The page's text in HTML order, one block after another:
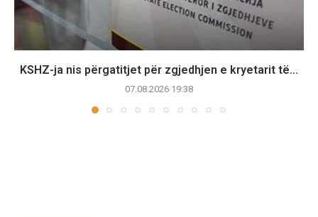
KSHZ-ja nis përgatitjet për zgjedhjen e kryetarit të...
07.08.2026 19:38